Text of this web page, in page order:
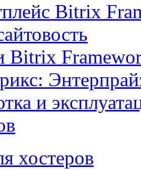
Bitrix
Bitrix
и
хостеров